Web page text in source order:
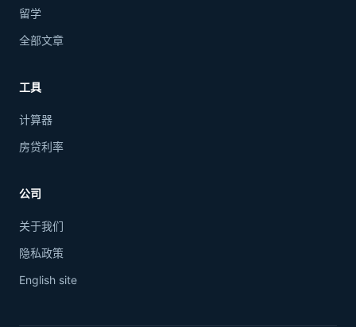
留学
全部文章
工具
计算器
房贷利率
公司
关于我们
隐私政策
English site